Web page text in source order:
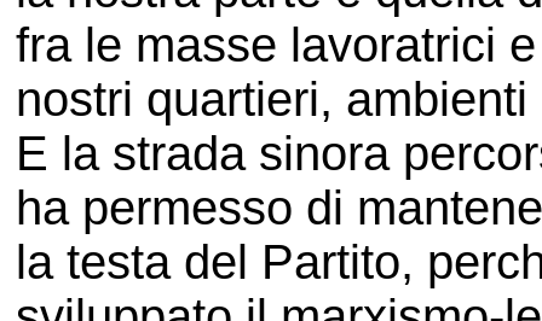
fra le masse lavoratrici
nostri quartieri,
E la strada sinora
ha permesso di
la testa del Partito,